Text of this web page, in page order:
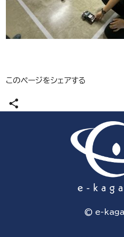
このページをシェアする
share
© e-